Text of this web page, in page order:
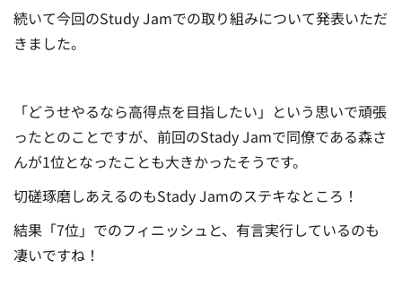
続いて今回のStudy Jamでの取り組みについて発表いただ
きました。
「どうせやるなら高得点を目指したい」という思いで頑張
ったとのことですが、前回のStady Jamで同僚である森さ
んが1位となったことも大きかったそうです。
切磋琢磨しあえるのもStady Jamのステキなところ！
結果「7位」でのフィニッシュと、有言実行しているのも
凄いですね！